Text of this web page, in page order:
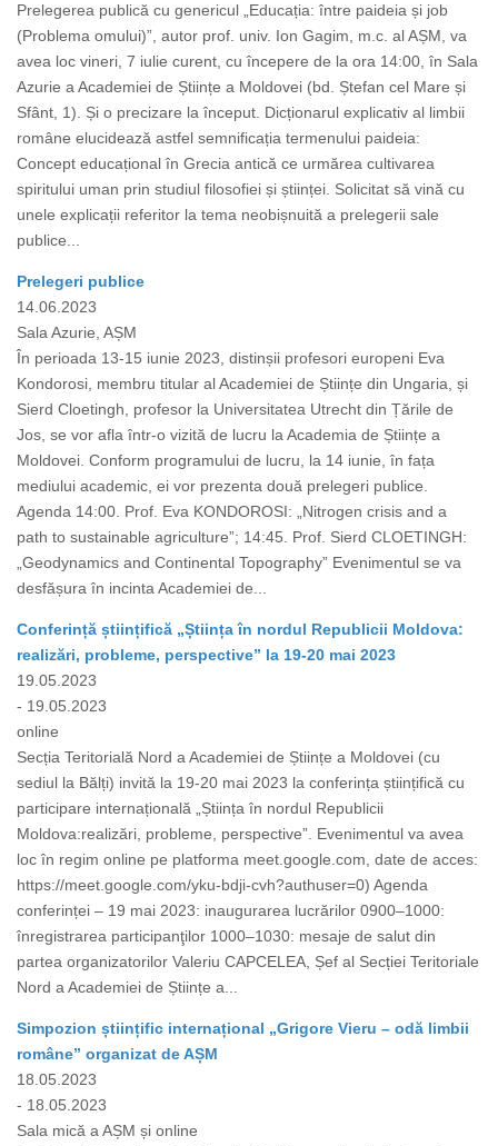
Prelegerea publică cu genericul „Educația: între paideia și job
(Problema omului)”, autor prof. univ. Ion Gagim, m.c. al AȘM, va
avea loc vineri, 7 iulie curent, cu începere de la ora 14:00, în Sala
Azurie a Academiei de Științe a Moldovei (bd. Ștefan cel Mare și
Sfânt, 1). Și o precizare la început. Dicționarul explicativ al limbii
române elucidează astfel semnificația termenului paideia:
Concept educațional în Grecia antică ce urmărea cultivarea
spiritului uman prin studiul filosofiei și științei. Solicitat să vină cu
unele explicații referitor la tema neobișnuită a prelegerii sale
publice...
Prelegeri publice
14.06.2023
Sala Azurie, AȘM
În perioada 13-15 iunie 2023, distinșii profesori europeni Eva
Kondorosi, membru titular al Academiei de Științe din Ungaria, și
Sierd Cloetingh, profesor la Universitatea Utrecht din Țările de
Jos, se vor afla într-o vizită de lucru la Academia de Științe a
Moldovei. Conform programului de lucru, la 14 iunie, în fața
mediului academic, ei vor prezenta două prelegeri publice.
Agenda 14:00. Prof. Eva KONDOROSI: „Nitrogen crisis and a
path to sustainable agriculture”; 14:45. Prof. Sierd CLOETINGH:
„Geodynamics and Continental Topography” Evenimentul se va
desfășura în incinta Academiei de...
Conferință științifică „Știința în nordul Republicii Moldova:
realizări, probleme, perspective” la 19-20 mai 2023
19.05.2023
- 19.05.2023
online
Secția Teritorială Nord a Academiei de Științe a Moldovei (cu
sediul la Bălți) invită la 19-20 mai 2023 la conferința științifică cu
participare internațională „Știința în nordul Republicii
Moldova:realizări, probleme, perspective”. Evenimentul va avea
loc în regim online pe platforma meet.google.com, date de acces:
https://meet.google.com/yku-bdji-cvh?authuser=0) Agenda
conferinței – 19 mai 2023: inaugurarea lucrărilor 0900–1000:
înregistrarea participanţilor 1000–1030: mesaje de salut din
partea organizatorilor Valeriu CAPCELEA, Șef al Secției Teritoriale
Nord a Academiei de Științe a...
Simpozion științific internațional „Grigore Vieru – odă limbii
române” organizat de AȘM
18.05.2023
- 18.05.2023
Sala mică a AȘM și online